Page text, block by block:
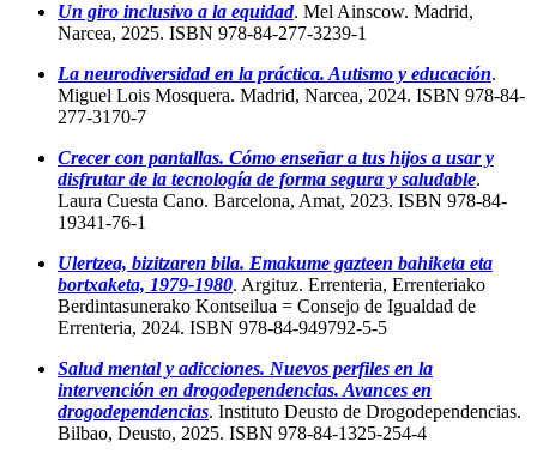
Un giro inclusivo a la equidad. Mel Ainscow. Madrid,
Narcea, 2025. ISBN 978-84-277-3239-1
La neurodiversidad en la práctica. Autismo y educación.
Miguel Lois Mosquera. Madrid, Narcea, 2024. ISBN 978-84-
277-3170-7
Crecer con pantallas. Cómo enseñar a tus hijos a usar y
disfrutar de la tecnología de forma segura y saludable.
Laura Cuesta Cano. Barcelona, Amat, 2023. ISBN 978-84-
19341-76-1
Ulertzea, bizitzaren bila. Emakume gazteen bahiketa eta
bortxaketa, 1979-1980. Argituz. Errenteria, Errenteriako
Berdintasunerako Kontseilua = Consejo de Igualdad de
Errenteria, 2024. ISBN 978-84-949792-5-5
Salud mental y adicciones. Nuevos perfiles en la
intervención en drogodependencias. Avances en
drogodependencias. Instituto Deusto de Drogodependencias.
Bilbao, Deusto, 2025. ISBN 978-84-1325-254-4